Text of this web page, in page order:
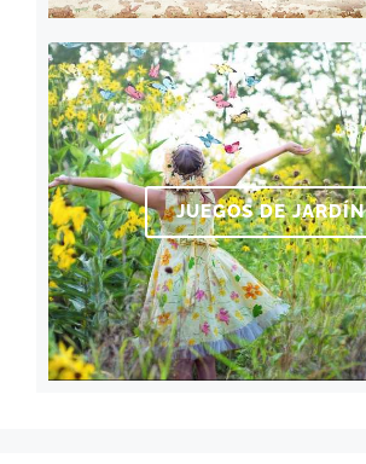
JUEGOS DE JARDÍN